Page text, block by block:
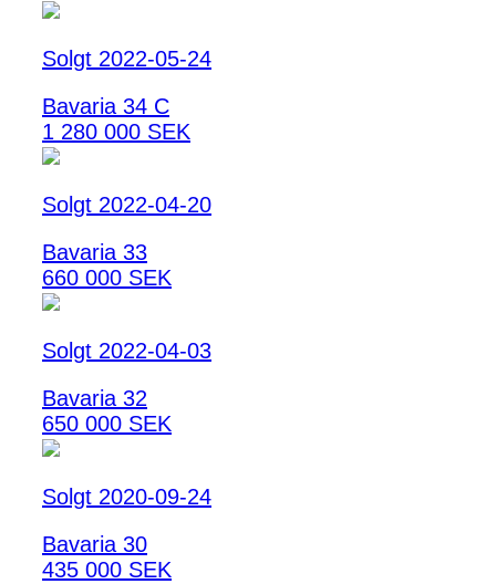
Solgt 2022-05-24
Bavaria 34 C
1 280 000 SEK
Solgt 2022-04-20
Bavaria 33
660 000 SEK
Solgt 2022-04-03
Bavaria 32
650 000 SEK
Solgt 2020-09-24
Bavaria 30
435 000 SEK